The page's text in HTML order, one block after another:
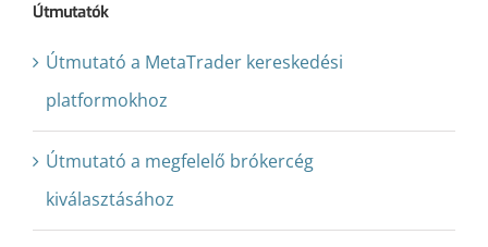
Útmutatók
Útmutató a MetaTrader kereskedési
platformokhoz
Útmutató a megfelelő brókercég
kiválasztásához